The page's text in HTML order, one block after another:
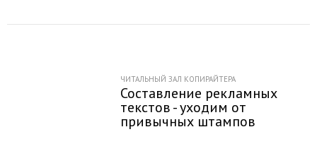
ЧИТАЛЬНЫЙ ЗАЛ КОПИРАЙТЕРА
Составление рекламных
текстов - уходим от
привычных штампов